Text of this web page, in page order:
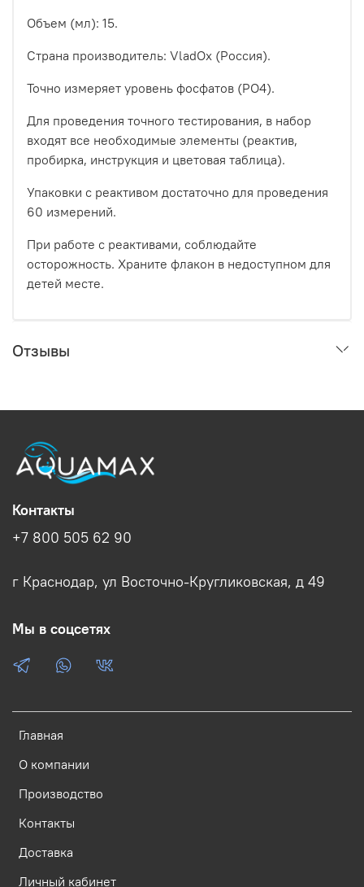
Объем (мл): 15.
Страна производитель: VladOx (Россия).
Точно измеряет уровень фосфатов (PO4).
Для проведения точного тестирования, в набор
входят все необходимые элементы (реактив,
пробирка, инструкция и цветовая таблица).
Упаковки с реактивом достаточно для проведения
60 измерений.
При работе с реактивами, соблюдайте
осторожность. Храните флакон в недоступном для
детей месте.
Отзывы
Главная
О компании
Производство
Контакты
Доставка
Личный кабинет
Контакты
+7 800 505 62 90
г Краснодар, ул Восточно-Кругликовская, д 49
Мы в соцсетях